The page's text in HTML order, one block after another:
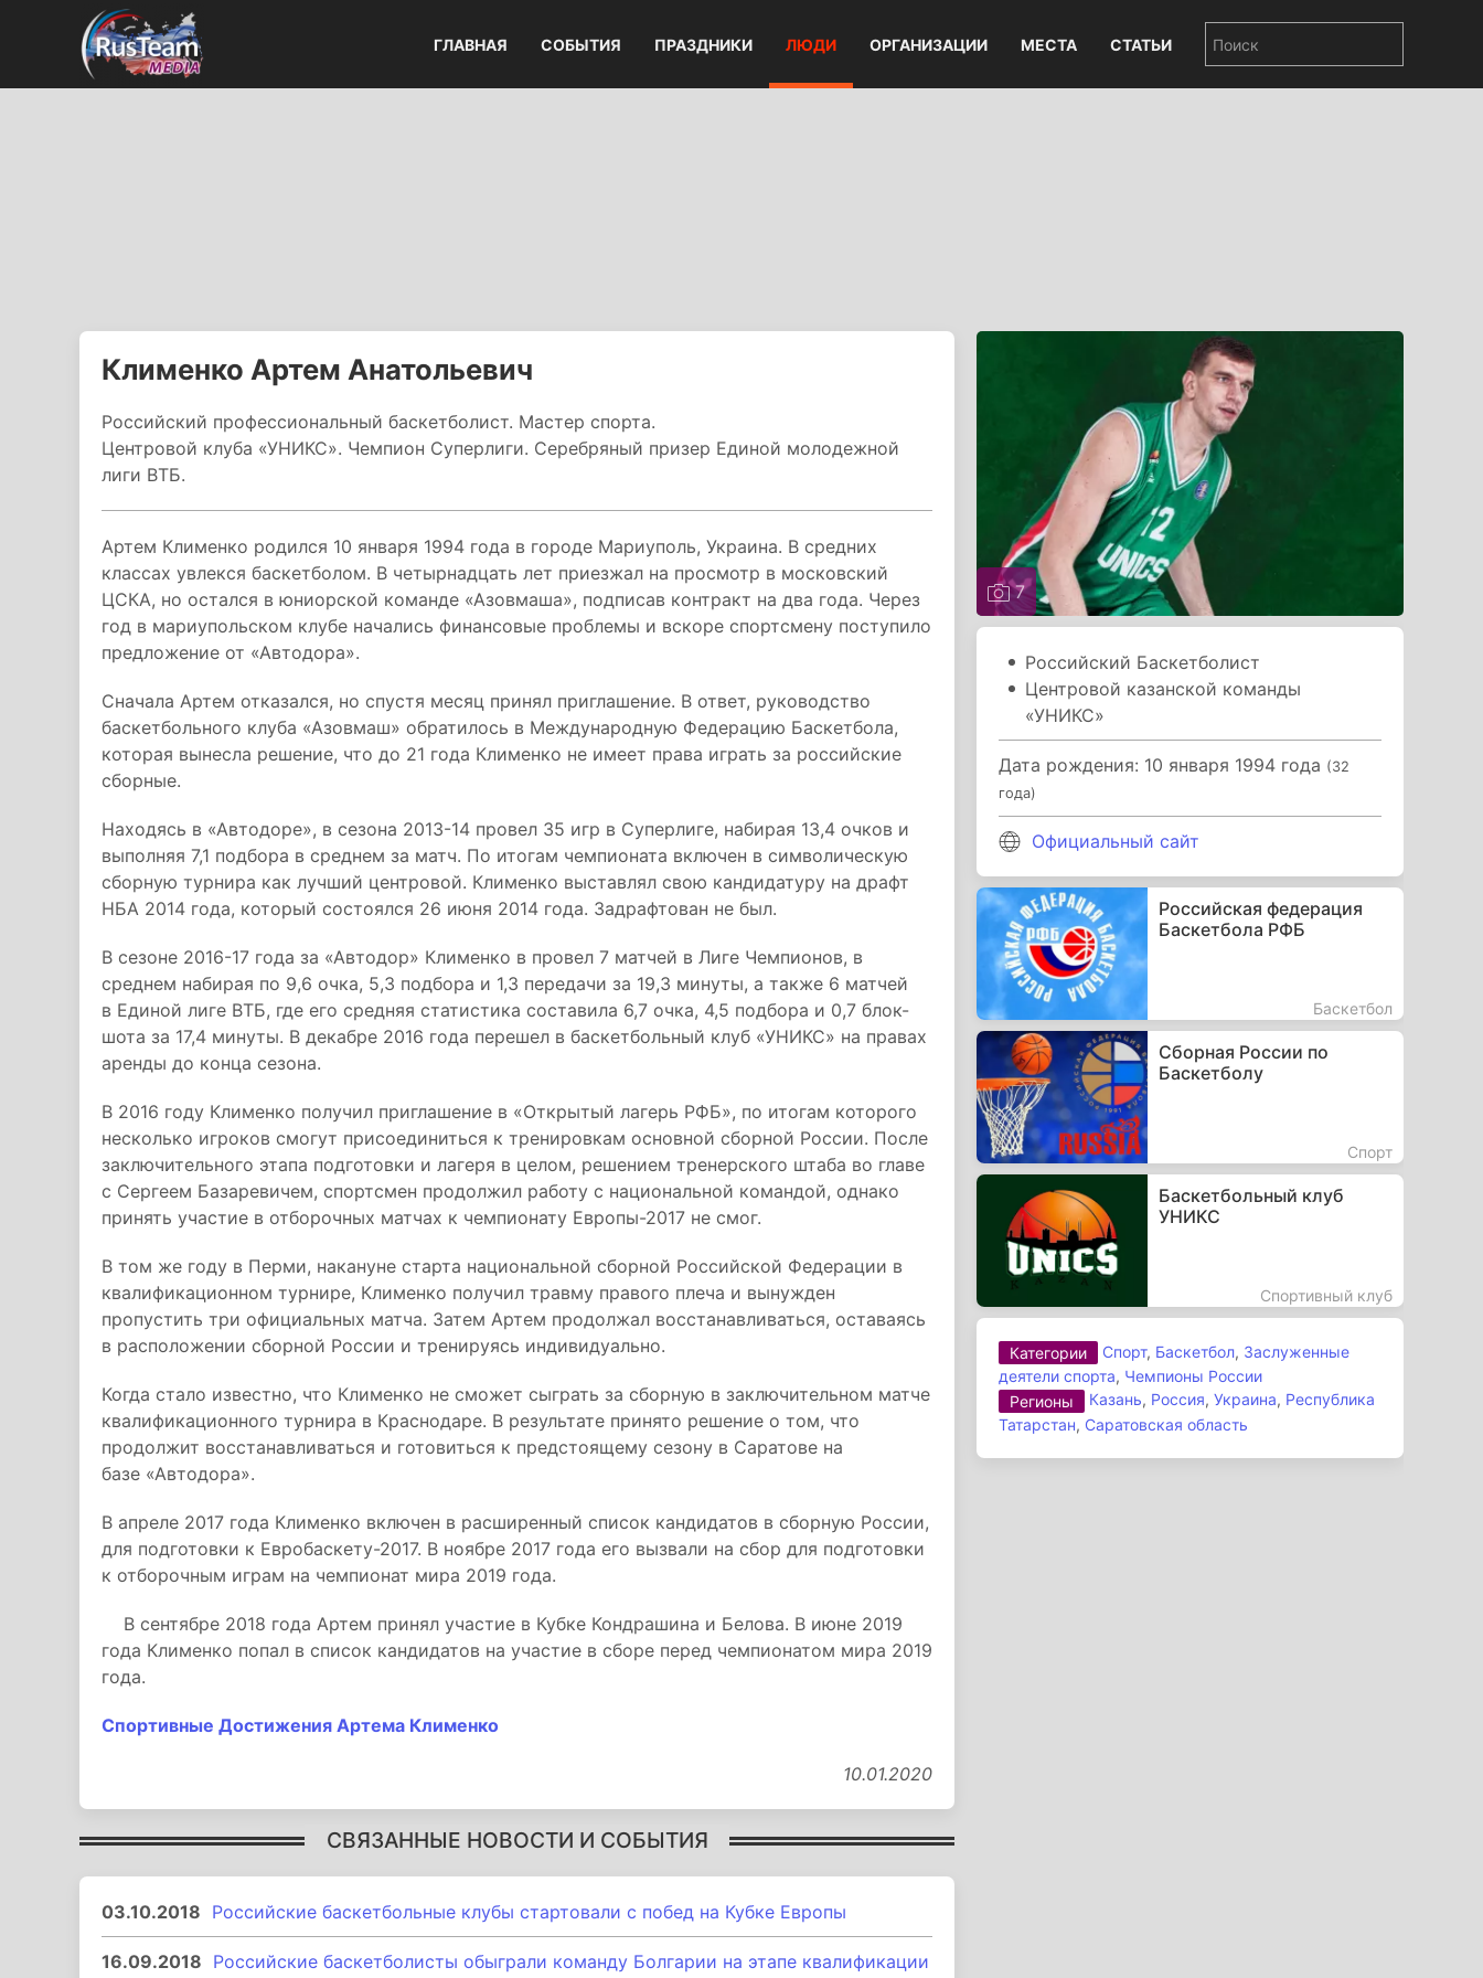
ГЛАВНАЯ СОБЫТИЯ ПРАЗДНИКИ ЛЮДИ ОРГАНИЗАЦИИ МЕСТА СТАТЬИ
Клименко Артем Анатольевич
Российский профессиональный баскетболист. Мастер спорта.
Центровой клуба «УНИКС». Чемпион Суперлиги. Серебряный призер Единой молодежной
лиги ВТБ.
Артем Клименко родился 10 января 1994 года в городе Мариуполь, Украина. В средних
классах увлекся баскетболом. В четырнадцать лет приезжал на просмотр в московский
ЦСКА, но остался в юниорской команде «Азовмаша», подписав контракт на два года. Через
год в мариупольском клубе начались финансовые проблемы и вскоре спортсмену поступило
предложение от «Автодора».
Сначала Артем отказался, но спустя месяц принял приглашение. В ответ, руководство
баскетбольного клуба «Азовмаш» обратилось в Международную Федерацию Баскетбола,
которая вынесла решение, что до 21 года Клименко не имеет права играть за российские
сборные.
Находясь в «Автодоре», в сезона 2013-14 провел 35 игр в Суперлиге, набирая 13,4 очков и
выполняя 7,1 подбора в среднем за матч. По итогам чемпионата включен в символическую
сборную турнира как лучший центровой. Клименко выставлял свою кандидатуру на драфт
НБА 2014 года, который состоялся 26 июня 2014 года. Задрафтован не был.
В сезоне 2016-17 года за «Автодор» Клименко в провел 7 матчей в Лиге Чемпионов, в
среднем набирая по 9,6 очка, 5,3 подбора и 1,3 передачи за 19,3 минуты, а также 6 матчей
в Единой лиге ВТБ, где его средняя статистика составила 6,7 очка, 4,5 подбора и 0,7 блок-
шота за 17,4 минуты. В декабре 2016 года перешел в баскетбольный клуб «УНИКС» на правах
аренды до конца сезона.
В 2016 году Клименко получил приглашение в «Открытый лагерь РФБ», по итогам которого
несколько игроков смогут присоединиться к тренировкам основной сборной России. После
заключительного этапа подготовки и лагеря в целом, решением тренерского штаба во главе
с Сергеем Базаревичем, спортсмен продолжил работу с национальной командой, однако
принять участие в отборочных матчах к чемпионату Европы-2017 не смог.
В том же году в Перми, накануне старта национальной сборной Российской Федерации в
квалификационном турнире, Клименко получил травму правого плеча и вынужден
пропустить три официальных матча. Затем Артем продолжал восстанавливаться, оставаясь
в расположении сборной России и тренируясь индивидуально.
Когда стало известно, что Клименко не сможет сыграть за сборную в заключительном матче
квалификационного турнира в Краснодаре. В результате принято решение о том, что
продолжит восстанавливаться и готовиться к предстоящему сезону в Саратове на
базе «Автодора».
В апреле 2017 года Клименко включен в расширенный список кандидатов в сборную России,
для подготовки к Евробаскету-2017. В ноябре 2017 года его вызвали на сбор для подготовки
к отборочным играм на чемпионат мира 2019 года.
В сентябре 2018 года Артем принял участие в Кубке Кондрашина и Белова. В июне 2019
года Клименко попал в список кандидатов на участие в сборе перед чемпионатом мира 2019
года.
Спортивные Достижения Артема Клименко
10.01.2020
СВЯЗАННЫЕ НОВОСТИ И СОБЫТИЯ
03.10.2018 Российские баскетбольные клубы стартовали с побед на Кубке Европы
16.09.2018 Российские баскетболисты обыграли команду Болгарии на этапе квалификации
7
Российский Баскетболист
Центровой казанской команды
«УНИКС»
Дата рождения: 10 января 1994 года (32
года)
Официальный сайт
Российская федерация
Баскетбола РФБ
Баскетбол
Сборная России по
Баскетболу
Спорт
Баскетбольный клуб
УНИКС
Спортивный клуб
Категории Спорт, Баскетбол, Заслуженные
деятели спорта, Чемпионы России
Регионы
Казань, Россия,Украина, Республика
Татарстан, Саратовская область